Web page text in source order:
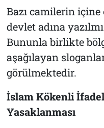
Bazı camilerin
devlet adına
Bununla birlikte
aşağılayan
görülmektedir.
İslam Kökenli
Yasaklanması